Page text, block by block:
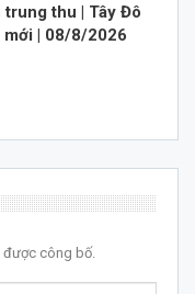
trung thu | Tây Đô
mới | 08/8/2026
công bố.